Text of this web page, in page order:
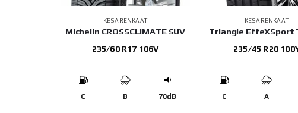
KESÄRENKAAT
Triangle EffeXSport TH202
235/45 R20 100Y
C A 72dB
KESÄRENKAAT
Kumho PS72
245/35 R18 92Y
- -